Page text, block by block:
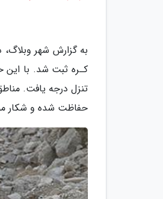
تنزل درجه یافت.
حفاظت شده و شکار